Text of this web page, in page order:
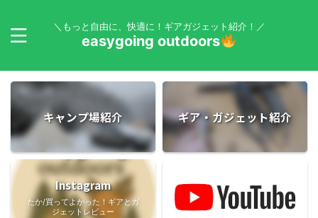
＼もっと自由に、快適に！ギアガジェット紹介！／
easygoing outdoors
キャンプ場紹介 ギア・ガジェット紹介
Instagram
たか/買ってよかった！ギアとガ
ジェットレビュー